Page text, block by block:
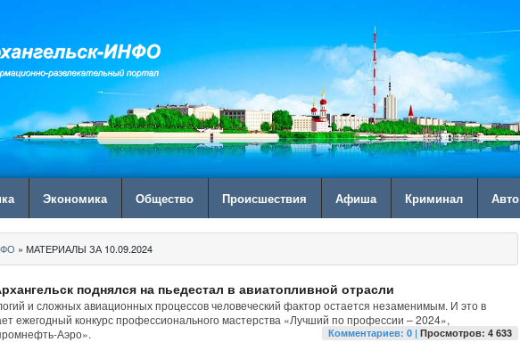
Экономика Общество Происшествия Афиша Криминал Авто
» МАТЕРИАЛЫ ЗА 10.09.2024
поднялся на пьедестал в авиатопливной отрасли
и сложных авиационных процессов человеческий фактор остается незаменимым. И это в
ежегодный конкурс профессионального мастерства «Лучший по профессии – 2024»,
Аэро».
Комментариев: 0 |Просмотров: 4 633